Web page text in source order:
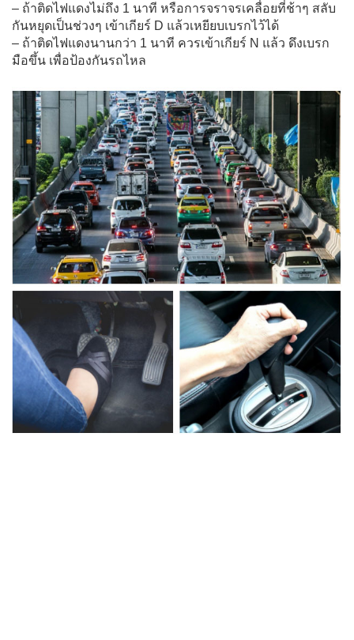
– ถ้าติดไฟแดงไม่ถึง 1 นาที หรือการจราจรเคลื่อยที่ช้าๆ สลับ
กันหยุดเป็นช่วงๆ เข้าเกียร์ D แล้วเหยียบเบรกไว้ได้
– ถ้าติดไฟแดงนานกว่า 1 นาที ควรเข้าเกียร์ N แล้ว ดึงเบรก
มือขึ้น เพื่อป้องกันรถไหล